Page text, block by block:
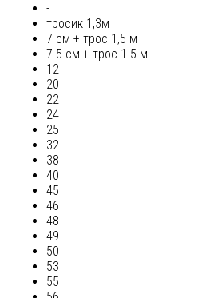
-
тросик 1,3м
7 см + трос 1,5 м
7.5 см + трос 1.5 м
12
20
22
24
25
32
38
40
45
46
48
49
50
53
55